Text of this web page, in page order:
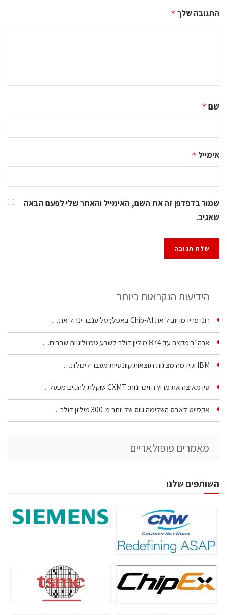
התגובה שלך *
שם *
אימייל *
שמור בדפדפן זה את השם, האימייל והאתר שלי לפעם הבאה
שאגיב.
הידיעות הנקראות ביותר
רוני פרידמן יוביל את Chip‑AI באפל; טל ענבר ינהל את…
ארה״ב מקצה עד 874 מיליון דולר לשבע טכנולוגיות שבבים…
IBM וקידמה מציגות תוצאות קוונטיות מעבר ליכולת…
סין מאיצה את מרוץ הזיכרונות: CXMT שוקלת להקים מפעל…
אקסייט לאבס השלימה גיוס של יותר מ־300 מיליון דולר…
מאמרים פופולאריים
השותפים שלנו